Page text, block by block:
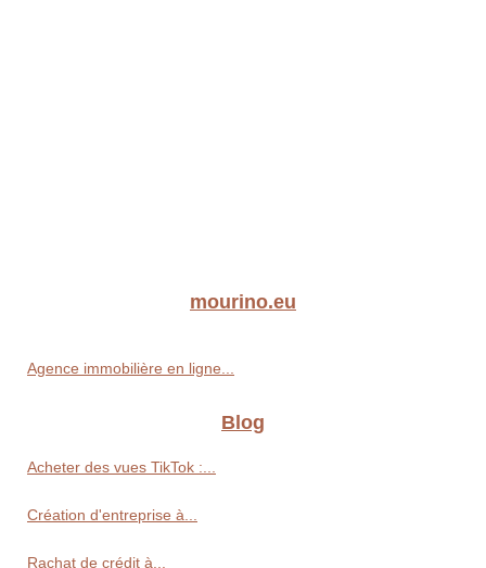
mourino.eu
Agence immobilière en ligne...
Blog
Acheter des vues TikTok :...
Création d'entreprise à...
Rachat de crédit à...